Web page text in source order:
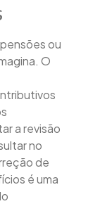
ou
O
a revisão
no
de
é uma